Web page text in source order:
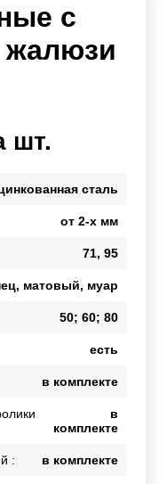
с
жалюзи
шт.
сталь
от 2-х мм
71, 95
матовый, муар
50; 60; 80
есть
в комплекте
в
комплекте
: в комплекте